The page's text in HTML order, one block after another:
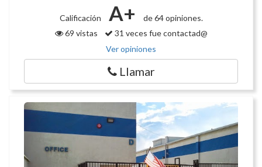
Calificación A+
de 64 opiniones.
69 vistas
31 veces fue contactad@
Ver opiniones
Llamar